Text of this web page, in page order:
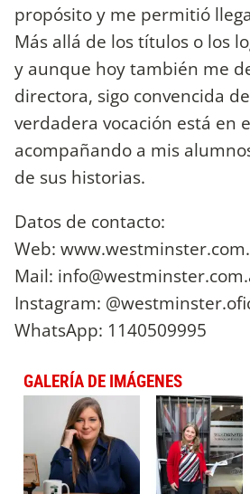
propósito y me permitió
Más allá de los títulos o los
y aunque hoy también me
directora, sigo convencida
verdadera vocación está en
acompañando a mis
de sus historias.
Datos de contacto:
Web:
Mail:
Instagram:
WhatsApp: 1140509995
GALERÍA DE IMÁGENES